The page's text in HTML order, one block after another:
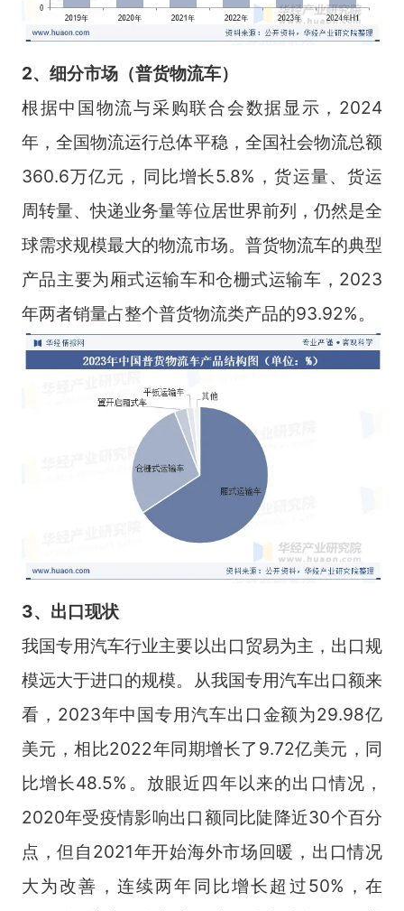
2、细分市场（普货物流车）
根据中国物流与采购联合会数据显示，2024
年，全国物流运行总体平稳，全国社会物流总额
360.6万亿元，同比增长5.8%，货运量、货运
周转量、快递业务量等位居世界前列，仍然是全
球需求规模最大的物流市场。普货物流车的典型
产品主要为厢式运输车和仓栅式运输车，2023
年两者销量占整个普货物流类产品的93.92%。
3、出口现状
我国专用汽车行业主要以出口贸易为主，出口规
模远大于进口的规模。从我国专用汽车出口额来
看，2023年中国专用汽车出口金额为29.98亿
美元，相比2022年同期增长了9.72亿美元，同
比增长48.5%。放眼近四年以来的出口情况，
2020年受疫情影响出口额同比陡降近30个百分
点，但自2021年开始海外市场回暖，出口情况
大为改善，连续两年同比增长超过50%，在